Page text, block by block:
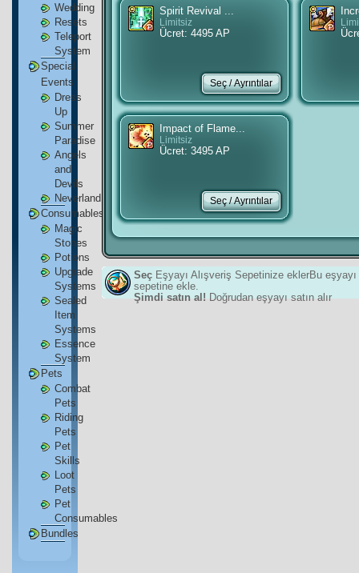
Wedding
Resets
Teleport
System
Special
Events
Dress
Up
Summer
Paradise
Angels
and
Devils
Neverland
Consumables
Magic
Stones
Potions
Upgrade
Systems
Sealed
Item
Systems
Essence
System
Pets
Combat
Pets
Riding
Pets
Pet
Skills
Loot
Pets
Pet
Consumables
Bundles
Spirit Revival ...
Limitsiz
Ücret: 4495 AP
Impact of Flame...
Limitsiz
Ücret: 3495 AP
Seç Eşyayı Alışveriş Sepetinize eklerBu eşyayı
sepetine ekle.
Şimdi satın al! Doğrudan eşyayı satın alır